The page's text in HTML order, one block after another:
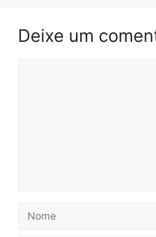
Deixe um